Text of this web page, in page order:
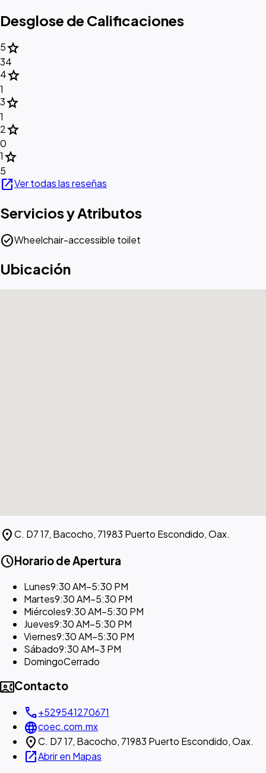
Desglose de Calificaciones
5star
34
4star
1
3star
1
2star
0
1star
5
open_in_newVer todas las reseñas
Servicios y Atributos
check_circleWheelchair-accessible toilet
Ubicación
location_onC. D7 17, Bacocho, 71983 Puerto Escondido, Oax.
scheduleHorario de Apertura
Lunes9:30 AM–5:30 PM
Martes9:30 AM–5:30 PM
Miércoles9:30 AM–5:30 PM
Jueves9:30 AM–5:30 PM
Viernes9:30 AM–5:30 PM
Sábado9:30 AM–3 PM
DomingoCerrado
contact_phoneContacto
call+529541270671
languagecoec.com.mx
location_onC. D7 17, Bacocho, 71983 Puerto Escondido, Oax.
open_in_newAbrir en Mapas